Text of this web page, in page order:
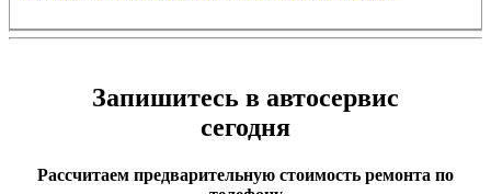
Запишитесь в автосервис
сегодня
Рассчитаем предварительную стоимость ремонта по